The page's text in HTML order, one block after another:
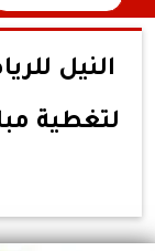
النيل
لتغطية